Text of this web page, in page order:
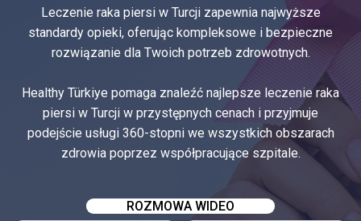
Leczenie raka piersi w Turcji zapewnia najwyższe
standardy opieki, oferując kompleksowe i bezpieczne
rozwiązanie dla Twoich potrzeb zdrowotnych.
Healthy Türkiye pomaga znaleźć najlepsze leczenie raka
piersi w Turcji w przystępnych cenach i przyjmuje
podejście usługi 360-stopni we wszystkich obszarach
zdrowia poprzez współpracujące szpitale.
ROZMOWA WIDEO